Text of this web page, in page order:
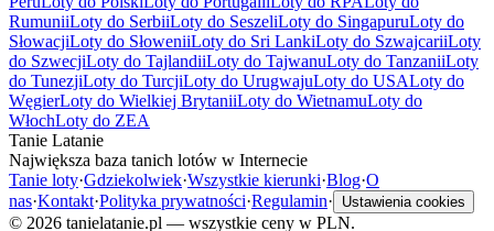
RumuniiLoty do SerbiiLoty do SeszeliLoty do SingapuruLoty do
SłowacjiLoty do SłoweniiLoty do Sri LankiLoty do SzwajcariiLoty
do SzwecjiLoty do TajlandiiLoty do TajwanuLoty do TanzaniiLoty
do TunezjiLoty do TurcjiLoty do UrugwajuLoty do USALoty do
WęgierLoty do Wielkiej BrytaniiLoty do WietnamuLoty do
WłochLoty do ZEA
Tanie Latanie
Największa baza tanich lotów w Internecie
Tanie loty·Gdziekolwiek·Wszystkie kierunki·Blog·O
nas·Kontakt·Polityka prywatności·Regulamin· Ustawienia cookies
© 2026 tanielatanie.pl — wszystkie ceny w PLN.